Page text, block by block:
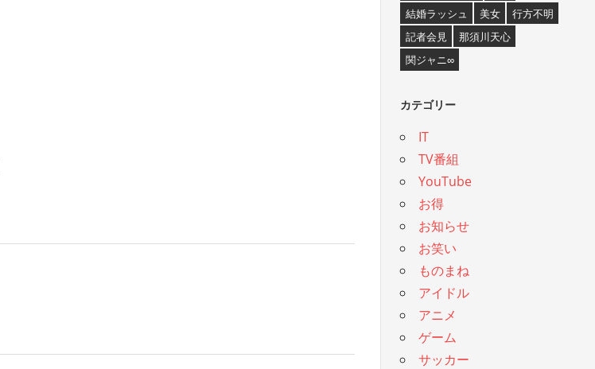
結婚ラッシュ
美女
行方不明
記者会見
那須川天心
関ジャニ∞
カテゴリー
IT
TV番組
YouTube
お得
お知らせ
お笑い
ものまね
アイドル
アニメ
ゲーム
サッカー